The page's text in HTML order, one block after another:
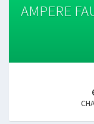
AMPERE